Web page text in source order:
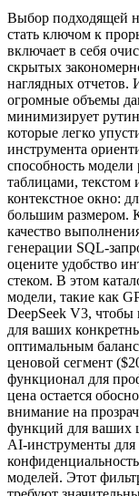
Выбор подходящей
стать ключом к
включает в себя
скрытых
наглядных отчетов.
огромные объемы
минимизирует
которые легко
инструмента
способность
таблицами, текстом
контекстное окно:
большим размером.
качество
генерации SQL-
оцените удобство
стеком. В этом
модели, такие как
DeepSeek V3,
для ваших
оптимальным
ценовой сегмент
функционал для
цена остается
внимание на
функций для ваших
AI-инструменты для
моделей. Этот